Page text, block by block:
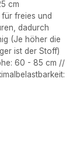
cm
freies und
dadurch
(Je höher die
ist der Stoff)
60 - 85 cm //